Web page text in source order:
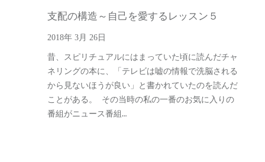
支配の構造～自己を愛するレッスン５
2018年 3月 26日
昔、スピリチュアルにはまっていた頃に読んだチャ
ネリングの本に、「テレビは嘘の情報で洗脳される
から見ないほうが良い」と書かれていたのを読んだ
ことがある。 その当時の私の一番のお気に入りの
番組がニュース番組…